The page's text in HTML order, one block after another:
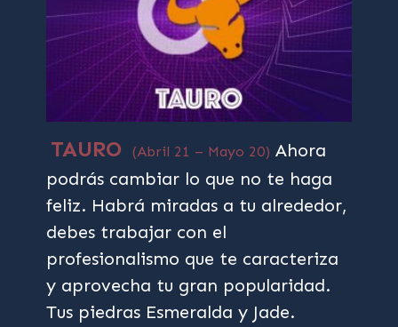
TAURO (Abril 21 – Mayo 20) Ahora
podrás cambiar lo que no te haga
feliz. Habrá miradas a tu alrededor,
debes trabajar con el
profesionalismo que te caracteriza
y aprovecha tu gran popularidad.
Tus piedras Esmeralda y Jade.